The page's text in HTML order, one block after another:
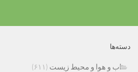
دسته‌ها
اب و هوا و محیط زیست (۶۱۱)